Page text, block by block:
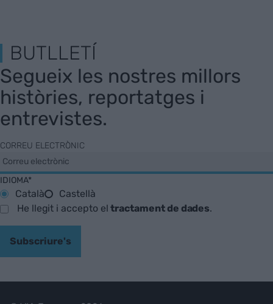
BUTLLETÍ
Segueix les nostres millors
històries, reportatges i
entrevistes.
CORREU ELECTRÒNIC
IDIOMA*
Català
Castellà
He llegit i accepto eltractament de dades.
Subscriure's